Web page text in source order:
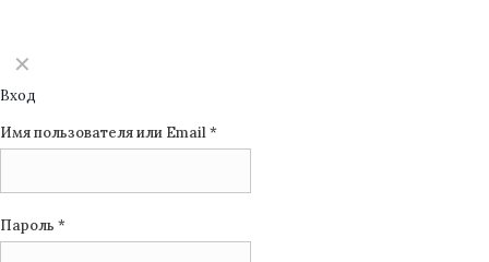
✕
Вход
Имя пользователя или Email*
Пароль *